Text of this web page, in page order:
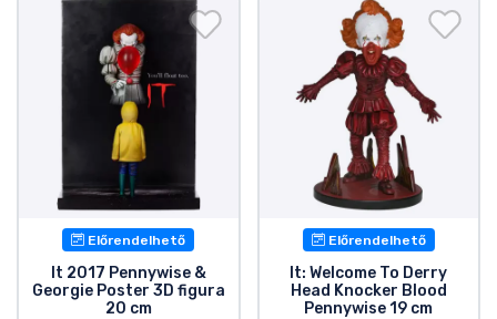
Előrendelhető
It 2017 Pennywise &
Georgie Poster 3D figura
20 cm
Előrendelhető
It: Welcome To Derry
Head Knocker Blood
Pennywise 19 cm